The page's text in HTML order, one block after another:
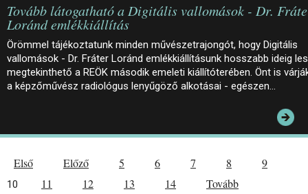
Tovább látogatható a Digitális vallomások - Dr.
Loránd emlékkiállítás
Örömmel tájékoztatunk minden művészetrajongót, hogy Digitális
vallomások - Dr. Fráter Loránd emlékkiállításunk hosszabb ideig
megtekinthető a REÖK második emeleti kiállítóterében. Önt is
a képzőművész radiológus lenyűgöző alkotásai - egészen…
Első Előző 5 6 7 8 9
10 11 12 13 14
Tovább